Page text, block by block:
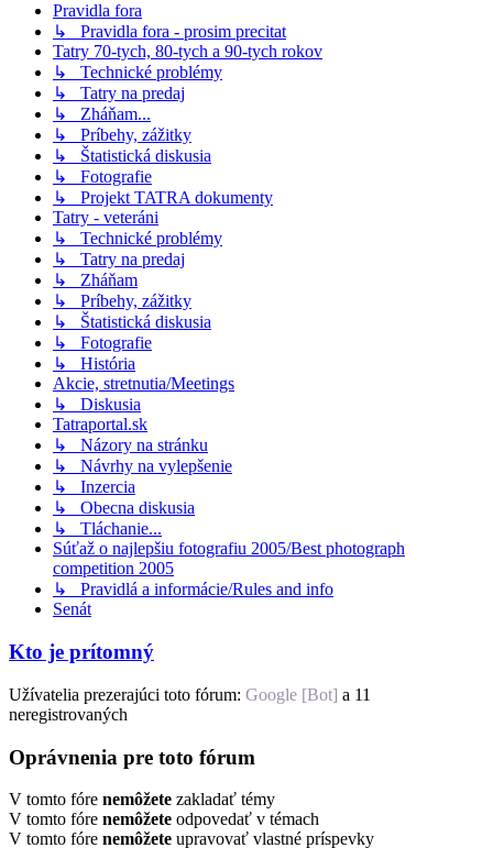
Pravidla fora
↳ Pravidla fora - prosim precitat
Tatry 70-tych, 80-tych a 90-tych rokov
↳ Technické problémy
↳ Tatry na predaj
↳ Zháňam...
↳ Príbehy, zážitky
↳ Štatistická diskusia
↳ Fotografie
↳ Projekt TATRA dokumenty
Tatry - veteráni
↳ Technické problémy
↳ Tatry na predaj
↳ Zháňam
↳ Príbehy, zážitky
↳ Štatistická diskusia
↳ Fotografie
↳ História
Akcie, stretnutia/Meetings
↳ Diskusia
Tatraportal.sk
↳ Názory na stránku
↳ Návrhy na vylepšenie
↳ Inzercia
↳ Obecna diskusia
↳ Tláchanie...
Súťaž o najlepšiu fotografiu 2005/Best photograph
competition 2005
↳ Pravidlá a informácie/Rules and info
Senát
Kto je prítomný
Užívatelia prezerajúci toto fórum: Google [Bot] a 11
neregistrovaných
Oprávnenia pre toto fórum
V tomto fóre nemôžete zakladať témy
V tomto fóre nemôžete odpovedať v témach
V tomto fóre nemôžete upravovať vlastné príspevky